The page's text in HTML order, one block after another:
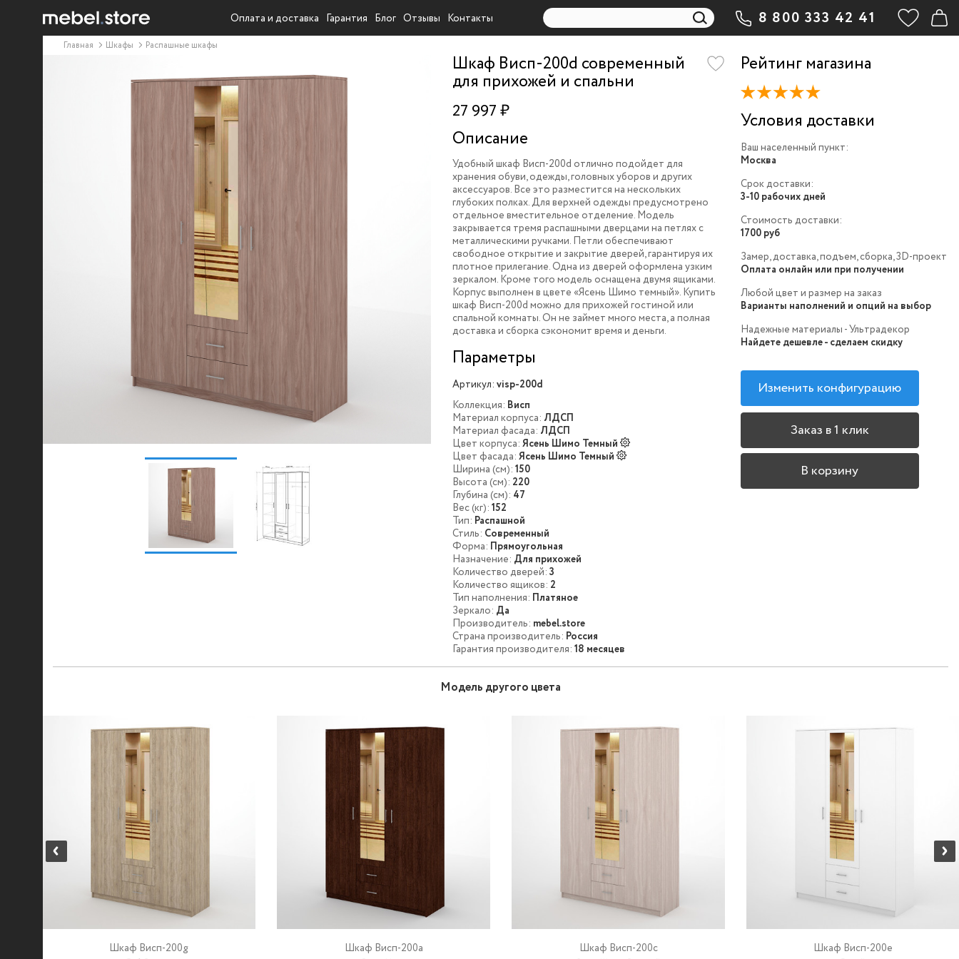
Оплата и доставка Гарантия Блог Отзывы Контакты 8 800 333 42 41
Главная Шкафы Распашные шкафы
Шкаф Висп-200d современный
для прихожей и спальни
27 997 ₽
Описание
Удобный шкаф Висп-200d отлично подойдет для
хранения обуви, одежды, головных уборов и других
аксессуаров. Все это разместится на нескольких
глубоких полках. Для верхней одежды предусмотрено
отдельное вместительное отделение. Модель
закрывается тремя распашными дверцами на петлях с
металлическими ручками. Петли обеспечивают
свободное открытие и закрытие дверей, гарантируя их
плотное прилегание. Одна из дверей оформлена узким
зеркалом. Кроме того модель оснащена двумя ящиками.
Корпус выполнен в цвете «Ясень Шимо темный». Купить
шкаф Висп-200d можно для прихожей гостиной или
спальной комнаты. Он не займет много места, а полная
доставка и сборка сэкономит время и деньги.
Параметры
Артикул: visp-200d
Коллекция: Висп
Материал корпуса: ЛДСП
Материал фасада: ЛДСП
Цвет корпуса: Ясень Шимо Темный
Цвет фасада: Ясень Шимо Темный
Ширина (см): 150
Высота (см): 220
Глубина (см): 47
Вес (кг): 152
Тип: Распашной
Стиль: Современный
Форма: Прямоугольная
Назначение: Для прихожей
Количество дверей: 3
Количество ящиков: 2
Тип наполнения: Платяное
Зеркало: Да
Производитель: mebel.store
Страна производитель: Россия
Гарантия производителя: 18 месяцев
Рейтинг магазина
Условия доставки
Ваш населенный пункт:
Москва
Срок доставки:
3-10 рабочих дней
Стоимость доставки:
1700 руб
Замер, доставка, подъем, сборка, 3D-проект
Оплата онлайн или при получении
Любой цвет и размер на заказ
Варианты наполнений и опций на выбор
Надежные материалы - Ультрадекор
Найдете дешевле - сделаем скидку
Изменить конфигурацию
Заказ в 1 клик
В корзину
Модель другого цвета
Шкаф Висп-200g Шкаф Висп-200a Шкаф Висп-200c Шкаф Висп-200e